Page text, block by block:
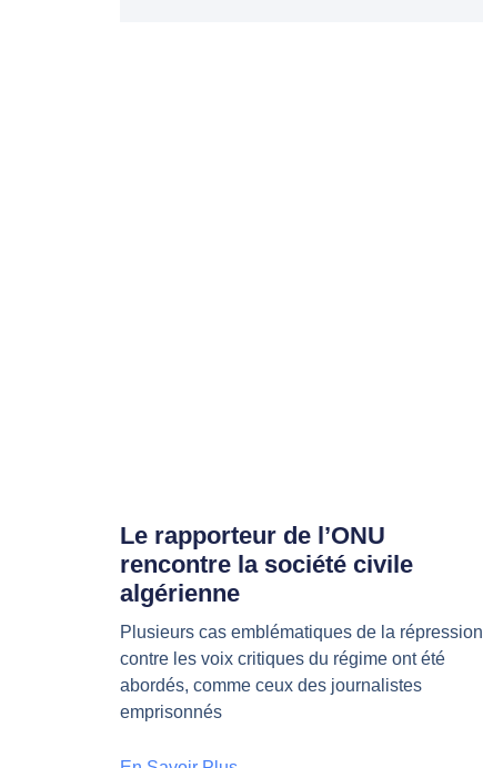
Le rapporteur de l’ONU
rencontre la société civile
algérienne
Plusieurs cas emblématiques de la répression
contre les voix critiques du régime ont été
abordés, comme ceux des journalistes
emprisonnés